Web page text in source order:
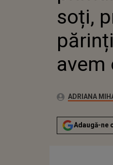
soți,
avem
Autor:ADRIANA
Adaugă-ne